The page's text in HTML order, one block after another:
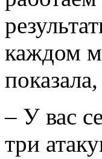
каждом
– У вас
три